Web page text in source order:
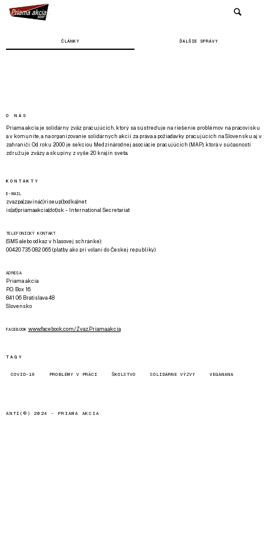
ČLÁNKY ĎALŠIE SPRÁVY
O NÁS
Priama akcia je solidárny zväz pracujúcich, ktorý sa sústreďuje na riešenie problémov na pracovisku
a v komunite, a na organizovanie solidárnych akcií za práva a požiadavky pracujúcich na Slovensku aj v
zahraničí. Od roku 2000 je sekciou Medzinárodnej asociácie pracujúcich (MAP), ktorá v súčasnosti
združuje zväzy a skupiny z vyše 20 krajín sveta.
KONTAKTY
E-MAIL
zvazpa(zavináč)riseup(bodka)net
is(at)priamaakcia(dot)sk - International Secretariat
TELEFONICKÝ KONTAKT
(SMS alebo odkaz v hlasovej schránke):
00420 735 082 065 (platby ako pri volaní do Českej republiky)
ADRESA
Priama akcia
P.O. Box 16
841 06 Bratislava 48
Slovensko
FACEBOOK www.facebook.com/Zvaz.Priama.akcia
TAGY
COVID-19 PROBLÉMY V PRÁCI ŠKOLSTVO SOLIDÁRNE VÝZVY VEGANANA
ANTI(©) 2024 - PRIAMA AKCIA